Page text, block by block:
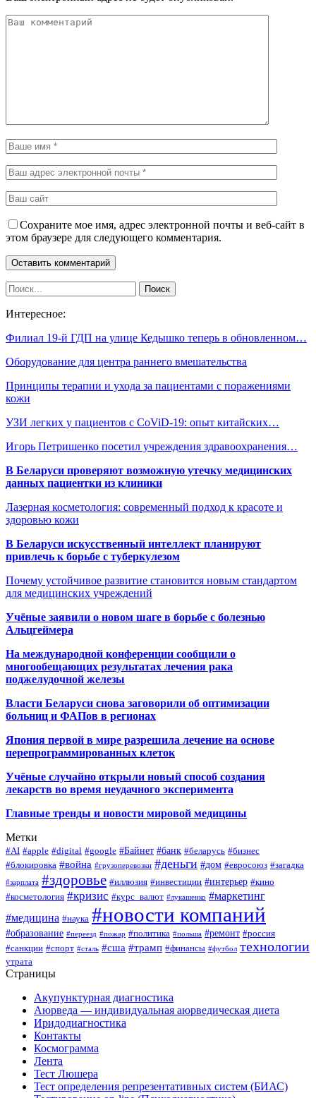
Сохраните мое имя, адрес электронной почты и веб-сайт в
этом браузере для следующего комментария.
Интересное:
Филиал 19-й ГДП на улице Кедышко теперь в обновленном…
Оборудование для центра раннего вмешательства
Принципы терапии и ухода за пациентами с поражениями
кожи
УЗИ легких у пациентов с CoViD-19: опыт китайских…
Игорь Петришенко посетил учреждения здравоохранения…
В Беларуси проверяют возможную утечку медицинских
данных пациентки из клиники
Лазерная косметология: современный подход к красоте и
здоровью кожи
В Беларуси искусственный интеллект планируют
привлечь к борьбе с туберкулезом
Почему устойчивое развитие становится новым стандартом
для медицинских учреждений
Учёные заявили о новом шаге в борьбе с болезнью
Альцгеймера
На международной конференции сообщили о
многообещающих результатах лечения рака
поджелудочной железы
Власти Беларуси снова заговорили об оптимизации
больниц и ФАПов в регионах
Япония первой в мире разрешила лечение на основе
перепрограммированных клеток
Учёные случайно открыли новый способ создания
лекарств во время неудачного эксперимента
Главные тренды и новости мировой медицины
Метки
#AI #apple #digital #google #Байнет #банк #беларусь #бизнес
#блокировка #война #грузоперевозки #деньги #дом #евросоюз #загадка
#зарплата #здоровье #иллюзия #инвестиции #интерьер #кино
#косметология #кризис #курс_валют #лукашенко #маркетинг
#медицина #наука #новости компаний
#образование #переезд #пожар #политика #польша #ремонт #россия
#санкции #спорт #сталь #сша #трамп #финансы #футбол технологии
утрата
Страницы
Акупунктурная диагностика
Аюрведа — индивидуальная аюрведическая диета
Иридодиагностика
Контакты
Космограмма
Лента
Тест Люшера
Тест определения репрезентативных систем (БИАС)